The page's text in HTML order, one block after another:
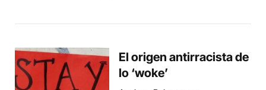
El origen antirracista de
lo ‘woke’